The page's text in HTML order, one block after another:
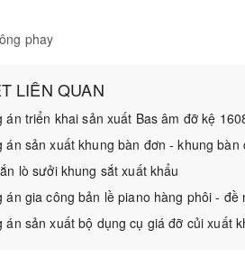
phay
LIÊN QUAN
án triển khai sản xuất Bas âm đỡ kệ
án sản xuất khung bàn đơn - khung
lò sưởi khung sắt xuất khẩu
án gia công bản lề piano hàng phôi - đề
án sản xuất bộ dụng cụ giá đỡ củi xuất